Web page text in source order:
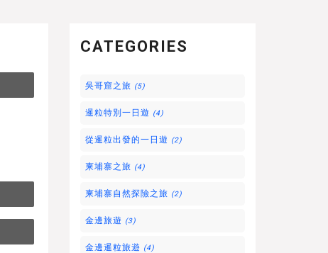
CATEGORIES
吳哥窟之旅 (5)
暹粒特別一日遊 (4)
從暹粒出發的一日遊 (2)
柬埔寨之旅 (4)
柬埔寨自然探險之旅 (2)
金邊旅遊 (3)
金邊暹粒旅遊 (4)